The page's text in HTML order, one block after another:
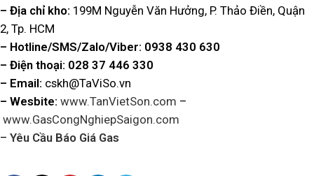
– Địa chỉ kho: 199M Nguyễn Văn Hưởng, P. Thảo Điền, Quận
2, Tp. HCM
– Hotline/SMS/Zalo/Viber: 0938 430 630
– Điện thoại: 028 37 446 330
– Email: cskh@TaViSo.vn
– Wesbite: www.TanVietSon.com –
www.GasCongNghiepSaigon.com
– Yêu Cầu Báo Giá Gas